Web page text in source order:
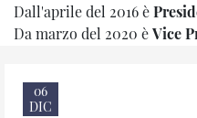
Dall'aprile del 2016 è
Da marzo del 2020 èVice
06
DIC